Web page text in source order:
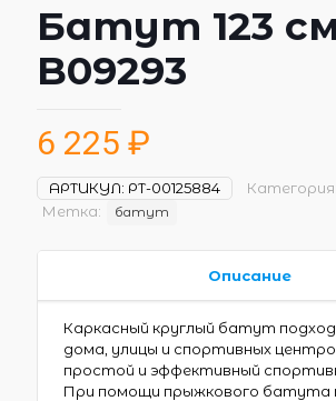
Батут 123 см
B09293
6 225 ₽
АРТИКУЛ: РТ-00125884 Категория:
Метка:
батут
Описание
Каркасный круглый батут
дома, улицы и спортивных
простой и эффективный
При помощи прыжкового батута